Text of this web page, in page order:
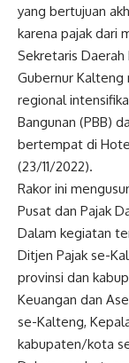
yang bertujuan
karena pajak dari
Sekretaris Daerah
Gubernur Kalteng
regional
Bangunan (PBB)
bertempat di
(23/11/2022).
Rakor ini
Pusat dan Pajak
Dalam kegiatan
Ditjen Pajak se-
provinsi dan
Keuangan dan
se-Kalteng,
kabupaten/kota